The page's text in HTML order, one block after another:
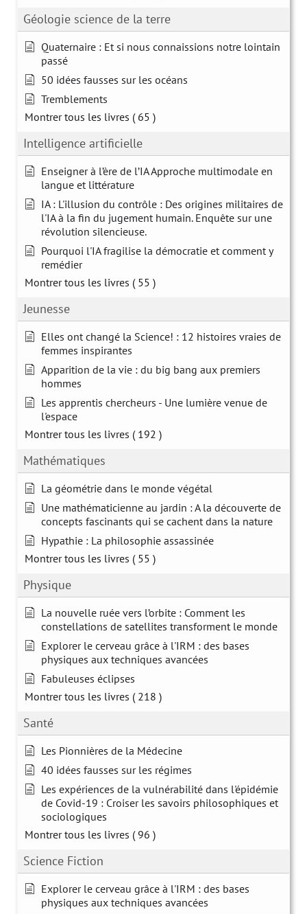
Géologie science de la terre
Quaternaire : Et si nous connaissions notre lointain
passé
50 idées fausses sur les océans
Tremblements
Montrer tous les livres ( 65 )
Intelligence artificielle
Enseigner à l’ère de l’IA Approche multimodale en
langue et littérature
IA : L'illusion du contrôle : Des origines militaires de
l'IA à la fin du jugement humain. Enquête sur une
révolution silencieuse.
Pourquoi l'IA fragilise la démocratie et comment y
remédier
Montrer tous les livres ( 55 )
Jeunesse
Elles ont changé la Science! : 12 histoires vraies de
femmes inspirantes
Apparition de la vie : du big bang aux premiers
hommes
Les apprentis chercheurs - Une lumière venue de
l'espace
Montrer tous les livres ( 192 )
Mathématiques
La géométrie dans le monde végétal
Une mathématicienne au jardin : A la découverte de
concepts fascinants qui se cachent dans la nature
Hypathie : La philosophie assassinée
Montrer tous les livres ( 55 )
Physique
La nouvelle ruée vers l’orbite : Comment les
constellations de satellites transforment le monde
Explorer le cerveau grâce à l'IRM : des bases
physiques aux techniques avancées
Fabuleuses éclipses
Montrer tous les livres ( 218 )
Santé
Les Pionnières de la Médecine
40 idées fausses sur les régimes
Les expériences de la vulnérabilité dans l'épidémie
de Covid-19 : Croiser les savoirs philosophiques et
sociologiques
Montrer tous les livres ( 96 )
Science Fiction
Explorer le cerveau grâce à l'IRM : des bases
physiques aux techniques avancées